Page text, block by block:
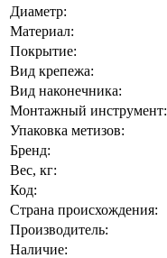
Диаметр:
Материал:
Покрытие:
Вид крепежа:
Вид наконечника:
Монтажный инструмент:
Упаковка метизов:
Бренд:
Вес, кг:
Код:
Страна происхождения:
Производитель:
Наличие: